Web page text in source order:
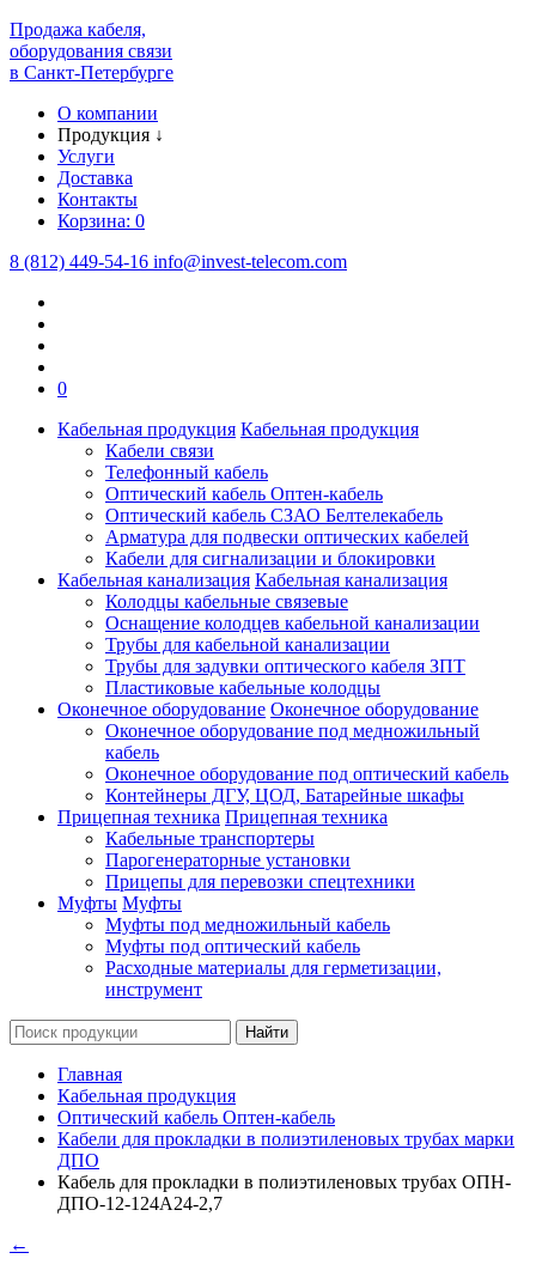
Продажа кабеля,
оборудования связи
в Санкт-Петербурге
О компании
Продукция ↓
Услуги
Доставка
Контакты
Корзина: 0
8 (812) 449-54-16 info@invest-telecom.com
0
Кабельная продукция Кабельная продукция
Кабели связи
Телефонный кабель
Оптический кабель Оптен-кабель
Оптический кабель СЗАО Белтелекабель
Арматура для подвески оптических кабелей
Кабели для сигнализации и блокировки
Кабельная канализация Кабельная канализация
Колодцы кабельные связевые
Оснащение колодцев кабельной канализации
Трубы для кабельной канализации
Трубы для задувки оптического кабеля ЗПТ
Пластиковые кабельные колодцы
Оконечное оборудование Оконечное оборудование
Оконечное оборудование под медножильный
кабель
Оконечное оборудование под оптический кабель
Контейнеры ДГУ, ЦОД, Батарейные шкафы
Прицепная техника Прицепная техника
Кабельные транспортеры
Парогенераторные установки
Прицепы для перевозки спецтехники
Муфты Муфты
Муфты под медножильный кабель
Муфты под оптический кабель
Расходные материалы для герметизации,
инструмент
Главная
Кабельная продукция
Оптический кабель Оптен-кабель
Кабели для прокладки в полиэтиленовых трубах марки
ДПО
Кабель для прокладки в полиэтиленовых трубах ОПН-
ДПО-12-124А24-2,7
←